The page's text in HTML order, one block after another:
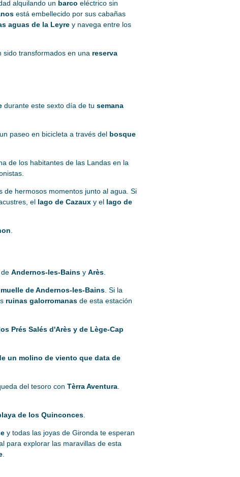
alquilando un barco eléctrico sin
está embellecido por sus cabañas
aguas de la Leyrey navega entre los
sido transformados en una reserva
durante este sexto día de tu semana
paseo en bicicleta a través del bosque
de los habitantes de las Landas en la
de hermosos momentos junto al agua. Si
el lago de Cazauxy el lago de
Andernos-les-Bainsy Arès.
muelle de Andernos-les-Bains. Si la
ruinas galorromanasde esta estación
Prés Salés d'Arès y de Lège-Cap
un molino de viento que data de
del tesoro con Tèrra Aventura.
de los Quinconces.
y todas las joyas de Gironda te esperan
para explorar las maravillas de esta
.